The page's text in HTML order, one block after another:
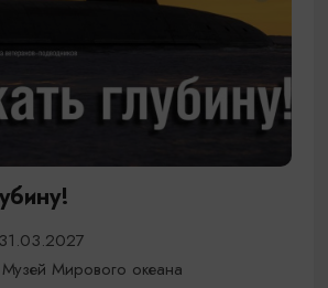
Мирового океана